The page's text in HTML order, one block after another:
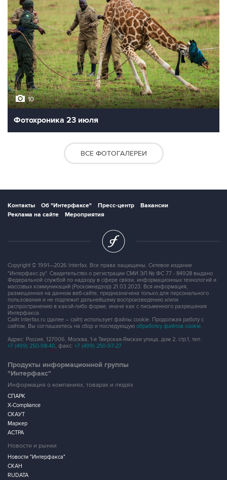
10
Фотохроника 23 июля
ВСЕ ФОТОГАЛЕРЕИ
Контакты Об "Интерфаксе" Пресс-центр
Вакансии
Реклама на сайте
Мероприятия
Copyright © 1991—2026 Interfax. Все права защищены. Сетевое издание
"Интерфакс.ру". Свидетельство о регистрации СМИ ЭЛ № ФС 77 - 84928 выдано
Федеральной службой по надзору в сфере связи, информационных технологий и
массовых коммуникаций (Роскомнадзор) 21.03.2023. Вся информация,
размещенная на данном веб-сайте, предназначена только для персонального
пользования и не подлежит дальнейшему воспроизведению и/или
распространению в какой-либо форме, иначе как с письменного разрешения
Интерфакса.
Сайт Interfax.ru (далее – сайт) использует файлы cookie. Продолжая работу с
сайтом, Вы соглашаетесь на сбор и последующую обработку файлов cookie.
Адрес: Россия, 127006, Москва, 1-я Тверская-Ямская улица, дом 2, стр.1, тел.:
+7 (499) 250-98-40, факс: +7 (499) 250-97-27
Продукты информационной группы
"Интерфакс"
Информация о компаниях, товарах и людях
СПАРК
X-Compliance
СКАУТ
Маркер
АСТРА
Новости и рынки
Новости "Интерфакса"
СКАН
RUDATA